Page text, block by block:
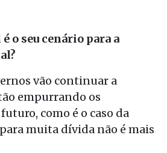
o seu cenário para a
vão continuar a
empurrando os
como é o caso da
muita dívida não é mais